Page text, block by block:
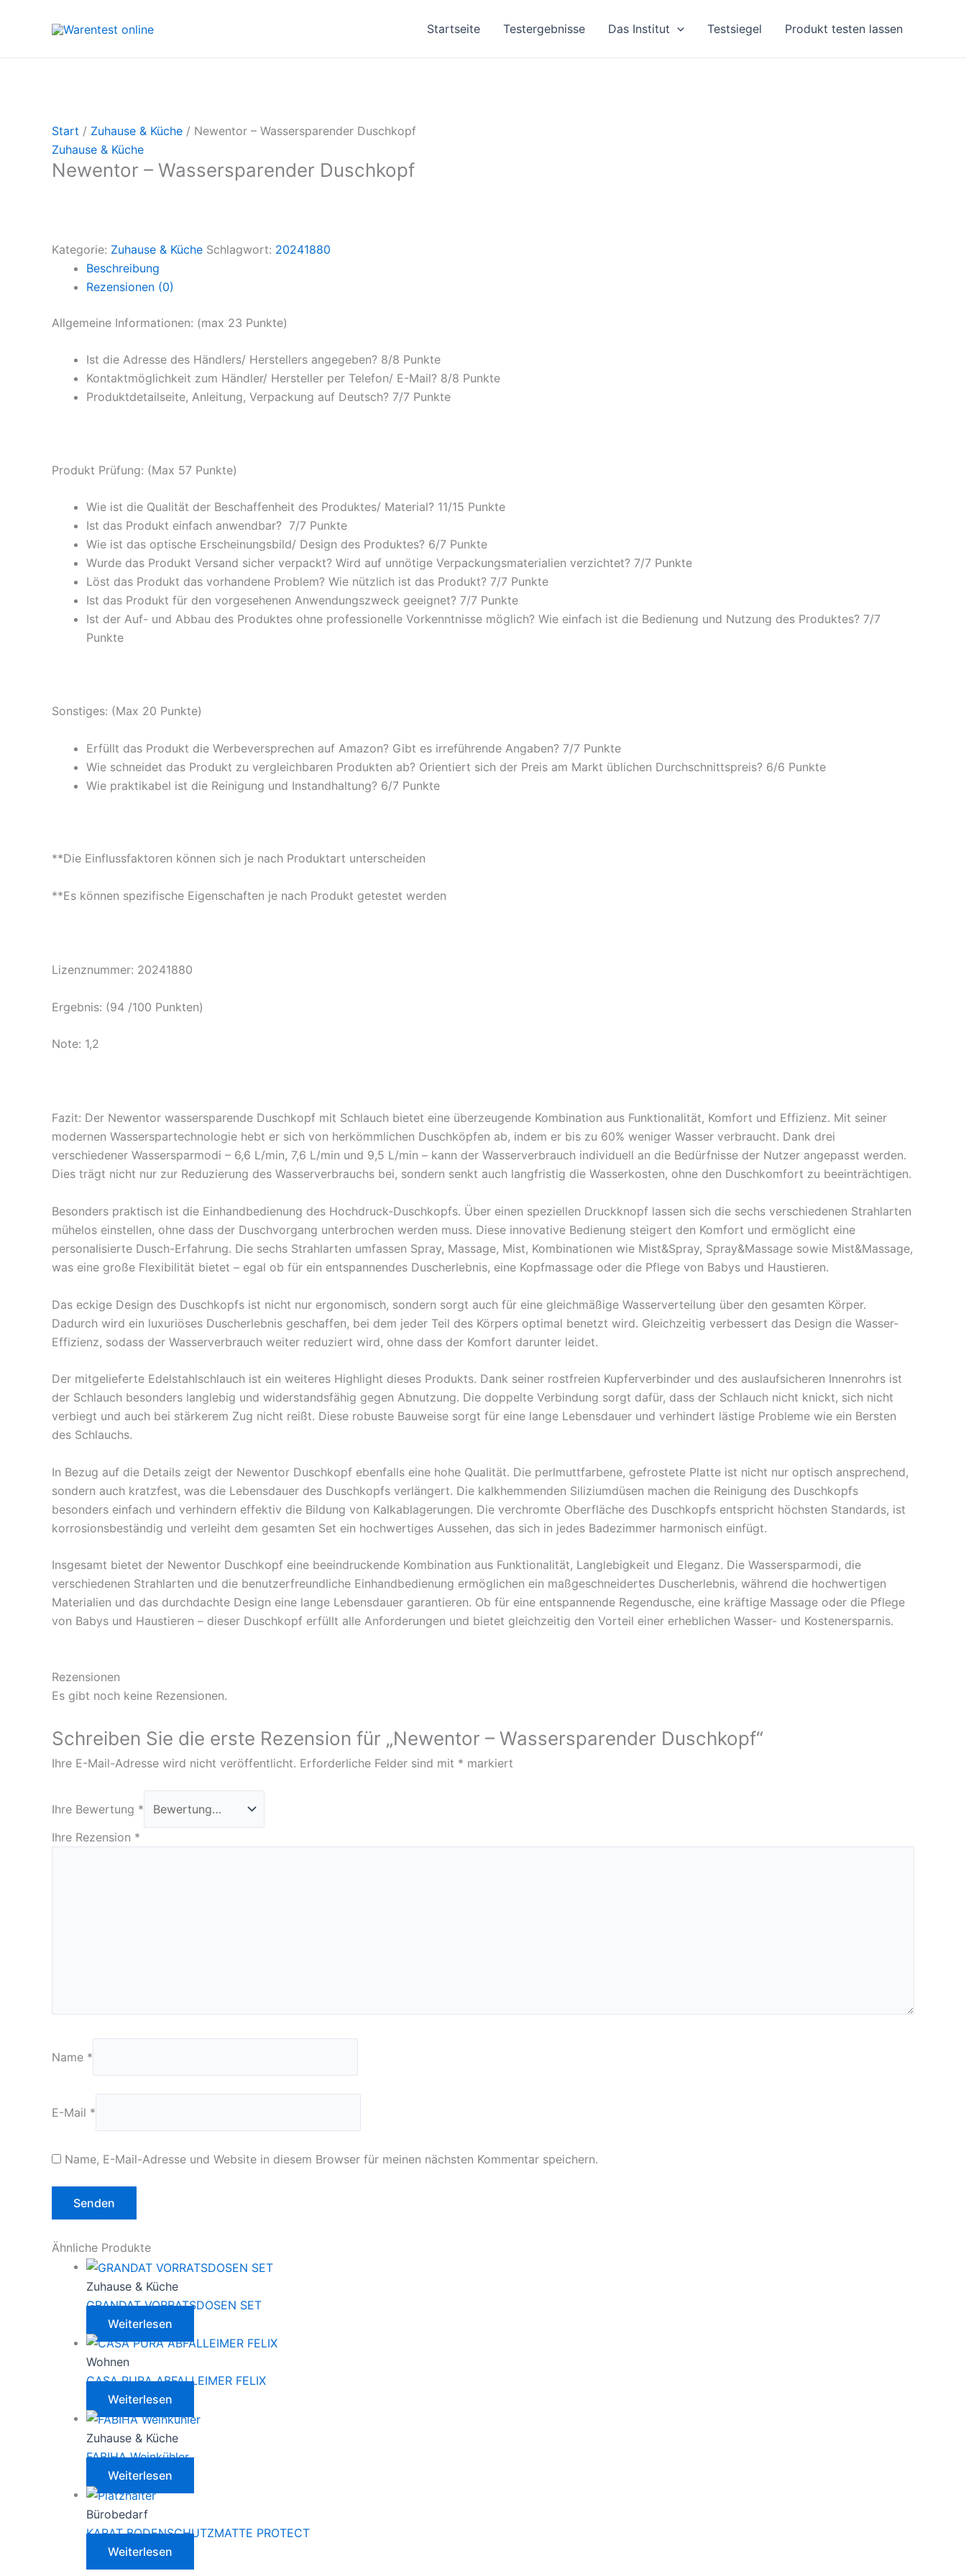
Startseite Testergebnisse Das Institut Testsiegel Produkt testen lassen
Start / Zuhause & Küche / Newentor – Wassersparender Duschkopf
Zuhause & Küche
Newentor – Wassersparender Duschkopf
Kategorie: Zuhause & Küche Schlagwort: 20241880
Beschreibung
Rezensionen (0)
Allgemeine Informationen: (max 23 Punkte)
Ist die Adresse des Händlers/ Herstellers angegeben? 8/8 Punkte
Kontaktmöglichkeit zum Händler/ Hersteller per Telefon/ E-Mail? 8/8 Punkte
Produktdetailseite, Anleitung, Verpackung auf Deutsch? 7/7 Punkte
Produkt Prüfung: (Max 57 Punkte)
Wie ist die Qualität der Beschaffenheit des Produktes/ Material? 11/15 Punkte
Ist das Produkt einfach anwendbar? 7/7 Punkte
Wie ist das optische Erscheinungsbild/ Design des Produktes? 6/7 Punkte
Wurde das Produkt Versand sicher verpackt? Wird auf unnötige Verpackungsmaterialien verzichtet? 7/7 Punkte
Löst das Produkt das vorhandene Problem? Wie nützlich ist das Produkt? 7/7 Punkte
Ist das Produkt für den vorgesehenen Anwendungszweck geeignet? 7/7 Punkte
Ist der Auf- und Abbau des Produktes ohne professionelle Vorkenntnisse möglich? Wie einfach ist die Bedienung und Nutzung des Produktes? 7/7
Punkte
Sonstiges: (Max 20 Punkte)
Erfüllt das Produkt die Werbeversprechen auf Amazon? Gibt es irreführende Angaben? 7/7 Punkte
Wie schneidet das Produkt zu vergleichbaren Produkten ab? Orientiert sich der Preis am Markt üblichen Durchschnittspreis? 6/6 Punkte
Wie praktikabel ist die Reinigung und Instandhaltung? 6/7 Punkte
**Die Einflussfaktoren können sich je nach Produktart unterscheiden
**Es können spezifische Eigenschaften je nach Produkt getestet werden
Lizenznummer: 20241880
Ergebnis: (94 /100 Punkten)
Note: 1,2
Fazit: Der Newentor wassersparende Duschkopf mit Schlauch bietet eine überzeugende Kombination aus Funktionalität, Komfort und Effizienz. Mit seiner
modernen Wasserspartechnologie hebt er sich von herkömmlichen Duschköpfen ab, indem er bis zu 60% weniger Wasser verbraucht. Dank drei
verschiedener Wassersparmodi – 6,6 L/min, 7,6 L/min und 9,5 L/min – kann der Wasserverbrauch individuell an die Bedürfnisse der Nutzer angepasst werden.
Dies trägt nicht nur zur Reduzierung des Wasserverbrauchs bei, sondern senkt auch langfristig die Wasserkosten, ohne den Duschkomfort zu beeinträchtigen.
Besonders praktisch ist die Einhandbedienung des Hochdruck-Duschkopfs. Über einen speziellen Druckknopf lassen sich die sechs verschiedenen Strahlarten
mühelos einstellen, ohne dass der Duschvorgang unterbrochen werden muss. Diese innovative Bedienung steigert den Komfort und ermöglicht eine
personalisierte Dusch-Erfahrung. Die sechs Strahlarten umfassen Spray, Massage, Mist, Kombinationen wie Mist&Spray, Spray&Massage sowie Mist&Massage,
was eine große Flexibilität bietet – egal ob für ein entspannendes Duscherlebnis, eine Kopfmassage oder die Pflege von Babys und Haustieren.
Das eckige Design des Duschkopfs ist nicht nur ergonomisch, sondern sorgt auch für eine gleichmäßige Wasserverteilung über den gesamten Körper.
Dadurch wird ein luxuriöses Duscherlebnis geschaffen, bei dem jeder Teil des Körpers optimal benetzt wird. Gleichzeitig verbessert das Design die Wasser-
Effizienz, sodass der Wasserverbrauch weiter reduziert wird, ohne dass der Komfort darunter leidet.
Der mitgelieferte Edelstahlschlauch ist ein weiteres Highlight dieses Produkts. Dank seiner rostfreien Kupferverbinder und des auslaufsicheren Innenrohrs ist
der Schlauch besonders langlebig und widerstandsfähig gegen Abnutzung. Die doppelte Verbindung sorgt dafür, dass der Schlauch nicht knickt, sich nicht
verbiegt und auch bei stärkerem Zug nicht reißt. Diese robuste Bauweise sorgt für eine lange Lebensdauer und verhindert lästige Probleme wie ein Bersten
des Schlauchs.
In Bezug auf die Details zeigt der Newentor Duschkopf ebenfalls eine hohe Qualität. Die perlmuttfarbene, gefrostete Platte ist nicht nur optisch ansprechend,
sondern auch kratzfest, was die Lebensdauer des Duschkopfs verlängert. Die kalkhemmenden Siliziumdüsen machen die Reinigung des Duschkopfs
besonders einfach und verhindern effektiv die Bildung von Kalkablagerungen. Die verchromte Oberfläche des Duschkopfs entspricht höchsten Standards, ist
korrosionsbeständig und verleiht dem gesamten Set ein hochwertiges Aussehen, das sich in jedes Badezimmer harmonisch einfügt.
Insgesamt bietet der Newentor Duschkopf eine beeindruckende Kombination aus Funktionalität, Langlebigkeit und Eleganz. Die Wassersparmodi, die
verschiedenen Strahlarten und die benutzerfreundliche Einhandbedienung ermöglichen ein maßgeschneidertes Duscherlebnis, während die hochwertigen
Materialien und das durchdachte Design eine lange Lebensdauer garantieren. Ob für eine entspannende Regendusche, eine kräftige Massage oder die Pflege
von Babys und Haustieren – dieser Duschkopf erfüllt alle Anforderungen und bietet gleichzeitig den Vorteil einer erheblichen Wasser- und Kostenersparnis.
Rezensionen
Es gibt noch keine Rezensionen.
Schreiben Sie die erste Rezension für „Newentor – Wassersparender Duschkopf“
Ihre E-Mail-Adresse wird nicht veröffentlicht. Erforderliche Felder sind mit * markiert
Ihre Bewertung *
Ihre Rezension *
Name *
E-Mail *
Name, E-Mail-Adresse und Website in diesem Browser für meinen nächsten Kommentar speichern.
Ähnliche Produkte
Zuhause & Küche
GRANDAT VORRATSDOSEN SET
Weiterlesen
Wohnen
CASA PURA ABFALLEIMER FELIX
Weiterlesen
Zuhause & Küche
FABIHA Weinkühler
Weiterlesen
Bürobedarf
KARAT BODENSCHUTZMATTE PROTECT
Weiterlesen